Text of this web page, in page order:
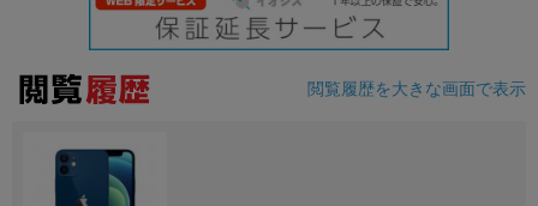
閲覧履歴を大きな画面で表示
年 月 まで
各項目のチェックボックスは「or検索」となります。
ただし機能別のみ「and検索」となります。